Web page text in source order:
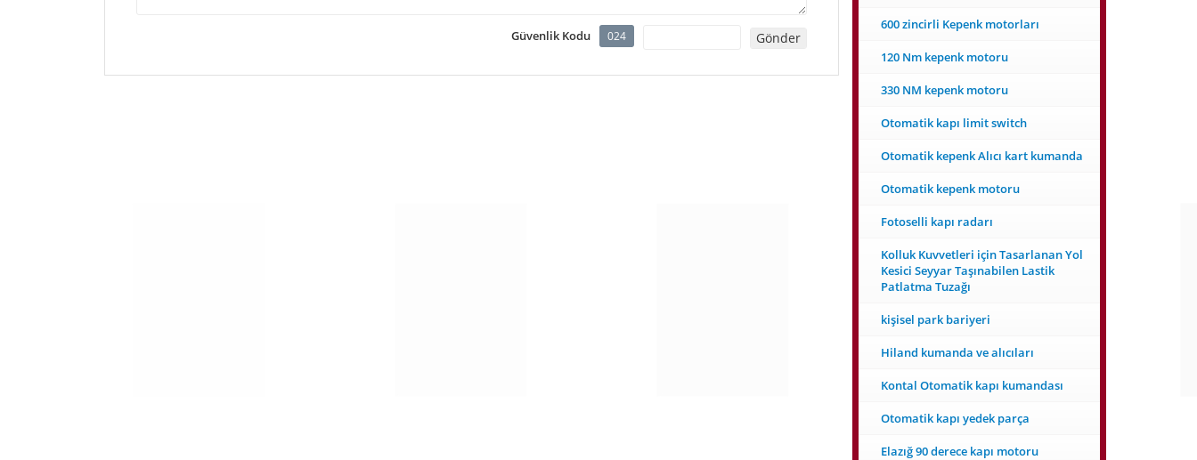
Güvenlik Kodu 024
600 zincirli Kepenk motorları
120 Nm kepenk motoru
330 NM kepenk motoru
Otomatik kapı limit switch
Otomatik kepenk Alıcı kart kumanda
Otomatik kepenk motoru
Fotoselli kapı radarı
Kolluk Kuvvetleri için Tasarlanan Yol
Kesici Seyyar Taşınabilen Lastik
Patlatma Tuzağı
kişisel park bariyeri
Hiland kumanda ve alıcıları
Kontal Otomatik kapı kumandası
Otomatik kapı yedek parça
Elazığ 90 derece kapı motoru